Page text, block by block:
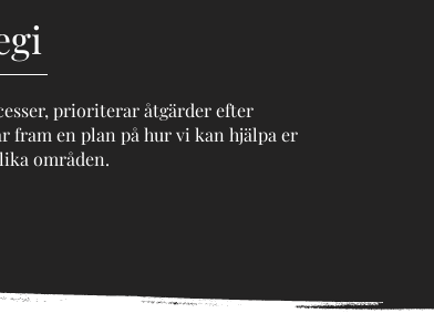
prioriterar åtgärder efter
fram en plan på hur vi kan hjälpa er
områden.